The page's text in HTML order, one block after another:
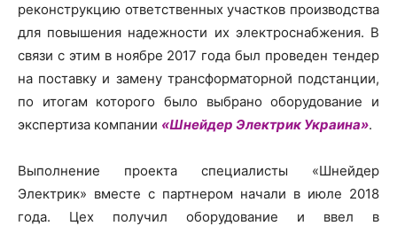
реконструкцию ответственных участков производства
для повышения надежности их электроснабжения. В
связи с этим в ноябре 2017 года был проведен тендер
на поставку и замену трансформаторной подстанции,
по итогам которого было выбрано оборудование и
экспертиза компании «Шнейдер Электрик Украина».
Выполнение проекта специалисты «Шнейдер
Электрик» вместе с партнером начали в июле 2018
года. Цех получил оборудование и ввел в